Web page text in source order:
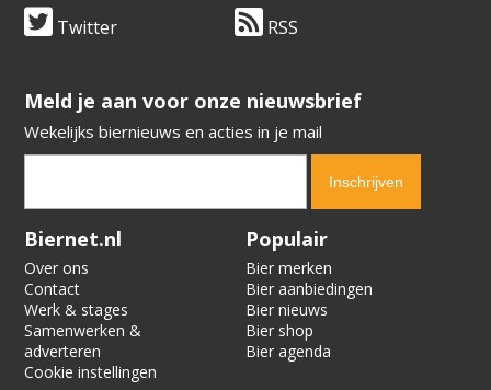
Twitter RSS
​​​​​​​Meld je aan voor onze nieuwsbrief
Wekelijks biernieuws en acties in je mail
Verification code:
Biernet.nl
Over ons
Contact
Werk & stages
Samenwerken &
adverteren
Cookie instellingen
Populair
Bier merken
Bier aanbiedingen
Bier nieuws
Bier shop
Bier agenda